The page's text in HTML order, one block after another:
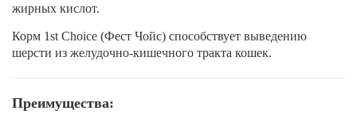
жирных кислот.
Корм 1st Choice (Фест Чойс) способствует выведению
шерсти из желудочно-кишечного тракта кошек.
Преимущества: